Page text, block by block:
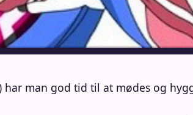
har man god tid til at mødes og